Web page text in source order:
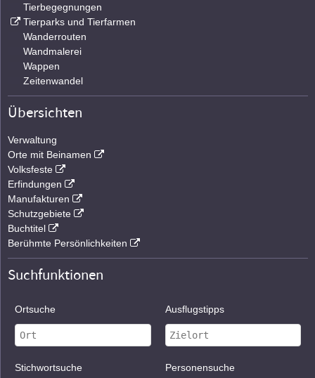
Tierbegegnungen
Tierparks und Tierfarmen
Wanderrouten
Wandmalerei
Wappen
Zeitenwandel
Übersichten
Verwaltung
Orte mit Beinamen
Volksfeste
Erfindungen
Manufakturen
Schutzgebiete
Buchtitel
Berühmte Persönlichkeiten
Suchfunktionen
Ortsuche Ausflugstipps
Stichwortsuche Personensuche